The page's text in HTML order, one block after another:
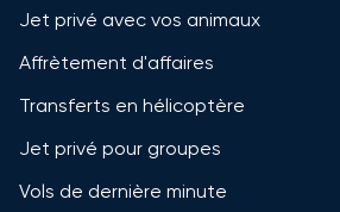
Jet privé avec vos animaux
Affrètement d'affaires
Transferts en hélicoptère
Jet privé pour groupes
Vols de dernière minute